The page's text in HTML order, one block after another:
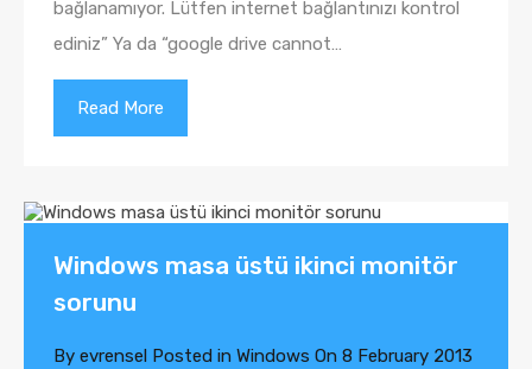
bağlanamıyor. Lütfen internet bağlantınızı kontrol
ediniz” Ya da “google drive cannot…
Read More
Windows masa üstü ikinci monitör
sorunu
By evrensel Posted in Windows On 8 February 2013